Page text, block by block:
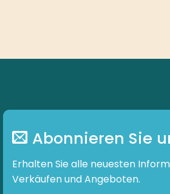
Abonnieren Sie
Erhalten Sie alle neuesten
Verkäufen und Angeboten.